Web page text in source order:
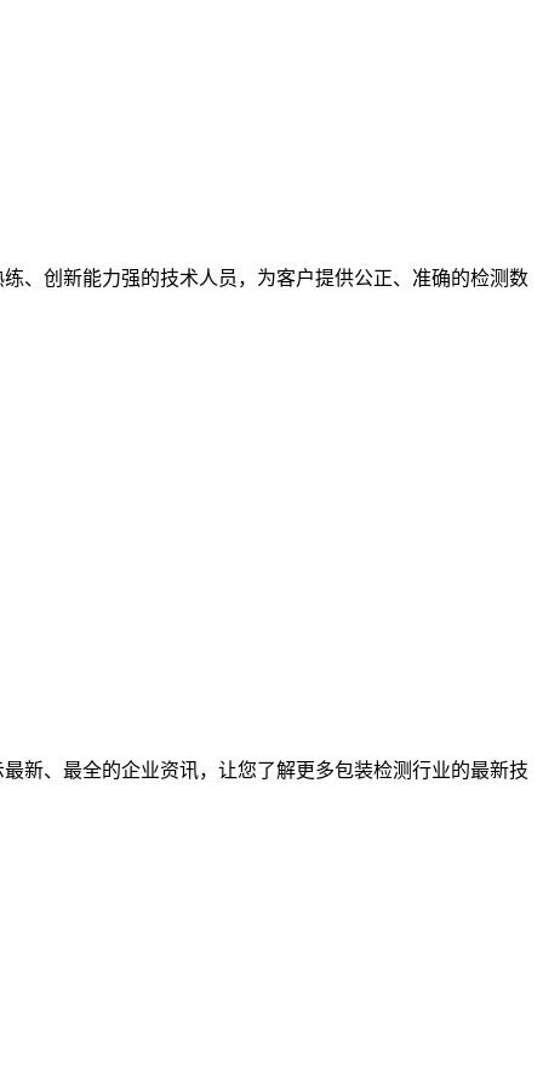
、创新能力强的技术人员，为客户提供公正、准确的检测数
新、最全的企业资讯，让您了解更多包装检测行业的最新技